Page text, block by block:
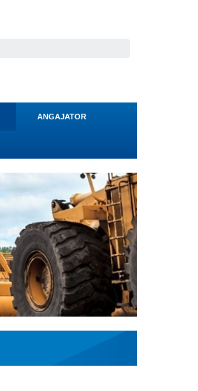
ANGAJATOR